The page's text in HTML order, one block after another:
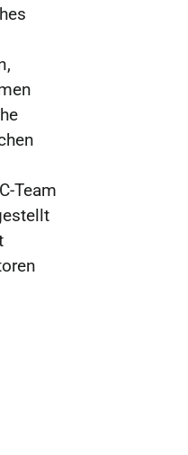
Team